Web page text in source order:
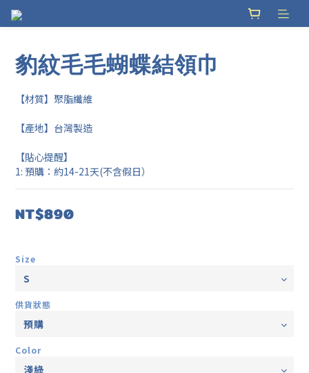
豹紋毛毛蝴蝶結領巾
【材質】聚脂纖維
【產地】台灣製造
【貼心提醒】
1: 預購：約14-21天(不含假日）
NT$890
Size
供貨狀態
Color